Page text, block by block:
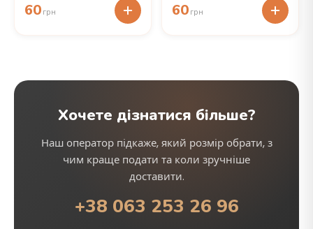
60 грн 60 грн
Хочете дізнатися більше?
Наш оператор підкаже, який розмір обрати, з
чим краще подати та коли зручніше
доставити.
+38 063 253 26 96